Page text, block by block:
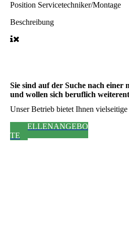
Position Servicetechniker/Montage
Beschreibung
Sie sind auf der Suche nach einer
und wollen sich beruflich
Unser Betrieb bietet Ihnen
STELLENANGEBO
TE